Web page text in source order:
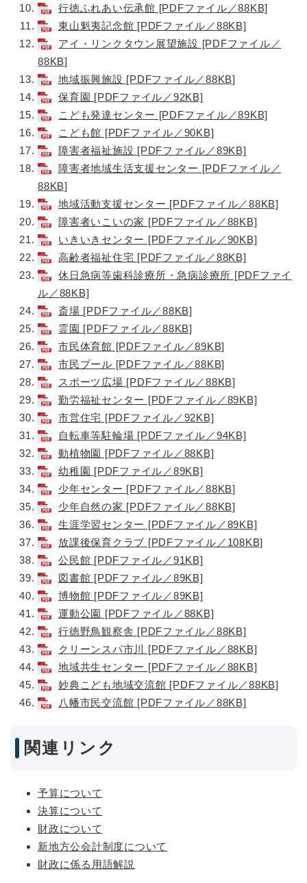
行徳ふれあい伝承館 [PDFファイル／88KB]
東山魁夷記念館 [PDFファイル／88KB]
アイ・リンクタウン展望施設 [PDFファイル／
88KB]
地域振興施設 [PDFファイル／88KB]
保育園 [PDFファイル／92KB]
こども発達センター [PDFファイル／89KB]
こども館 [PDFファイル／90KB]
障害者福祉施設 [PDFファイル／89KB]
障害者地域生活支援センター [PDFファイル／
88KB]
地域活動支援センター [PDFファイル／88KB]
障害者いこいの家 [PDFファイル／88KB]
いきいきセンター [PDFファイル／90KB]
高齢者福祉住宅 [PDFファイル／88KB]
休日急病等歯科診療所・急病診療所 [PDFファイ
ル／88KB]
斎場 [PDFファイル／88KB]
霊園 [PDFファイル／88KB]
市民体育館 [PDFファイル／89KB]
市民プール [PDFファイル／88KB]
スポーツ広場 [PDFファイル／88KB]
勤労福祉センター [PDFファイル／89KB]
市営住宅 [PDFファイル／92KB]
自転車等駐輪場 [PDFファイル／94KB]
動植物園 [PDFファイル／88KB]
幼稚園 [PDFファイル／89KB]
少年センター [PDFファイル／88KB]
少年自然の家 [PDFファイル／88KB]
生涯学習センター [PDFファイル／89KB]
放課後保育クラブ [PDFファイル／108KB]
公民館 [PDFファイル／91KB]
図書館 [PDFファイル／89KB]
博物館 [PDFファイル／89KB]
運動公園 [PDFファイル／88KB]
行徳野鳥観察舎 [PDFファイル／88KB]
クリーンスパ市川 [PDFファイル／88KB]
地域共生センター [PDFファイル／88KB]
妙典こども地域交流館 [PDFファイル／88KB]
八幡市民交流館 [PDFファイル／88KB]
関連リンク
予算について
決算について
財政について
新地方公会計制度について
財政に係る用語解説